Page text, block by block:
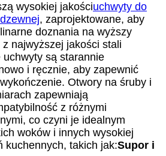
wysokiej jakościuchwyty do
, zaprojektowane, aby
doznania na wyższy
najwyższej jakości stali
są starannie
i ręcznie, aby zapewnić
Otwory na śruby i
zapewniają
z różnymi
co czyni je idealnym
woków i innych wysokiej
kuchennych, takich jak:Supor i